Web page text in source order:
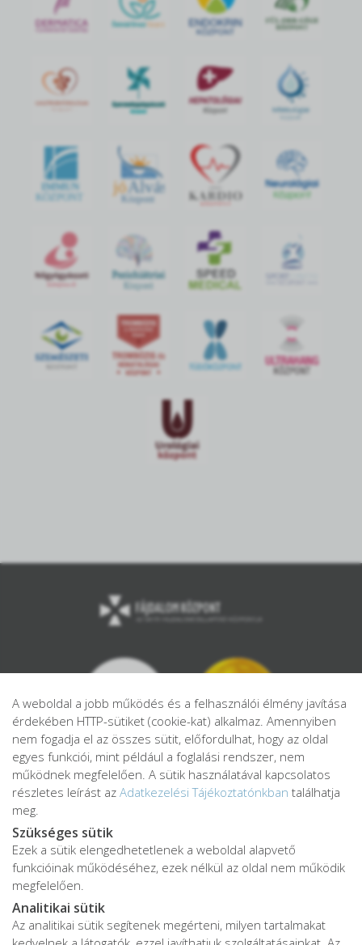
IMMUN
KÖZPONT
jó Alvás
Központ
Adatkezelési tájékoztató
Adatvédelmi tájékoztató
Impresszum
A weboldal a jobb működés és a felhasználói élmény javítása
érdekében HTTP-sütiket (cookie-kat) alkalmaz. Amennyiben
nem fogadja el az összes sütit, előfordulhat, hogy az oldal
egyes funkciói, mint például a foglalási rendszer, nem
működnek megfelelően. A sütik használatával kapcsolatos
részletes leírást az Adatkezelési Tájékoztatónkban találhatja
meg.
Szükséges sütik
Ezek a sütik elengedhetetlenek a weboldal alapvető
funkcióinak működéséhez, ezek nélkül az oldal nem működik
megfelelően.
Analitikai sütik
Az analitikai sütik segítenek megérteni, milyen tartalmakat